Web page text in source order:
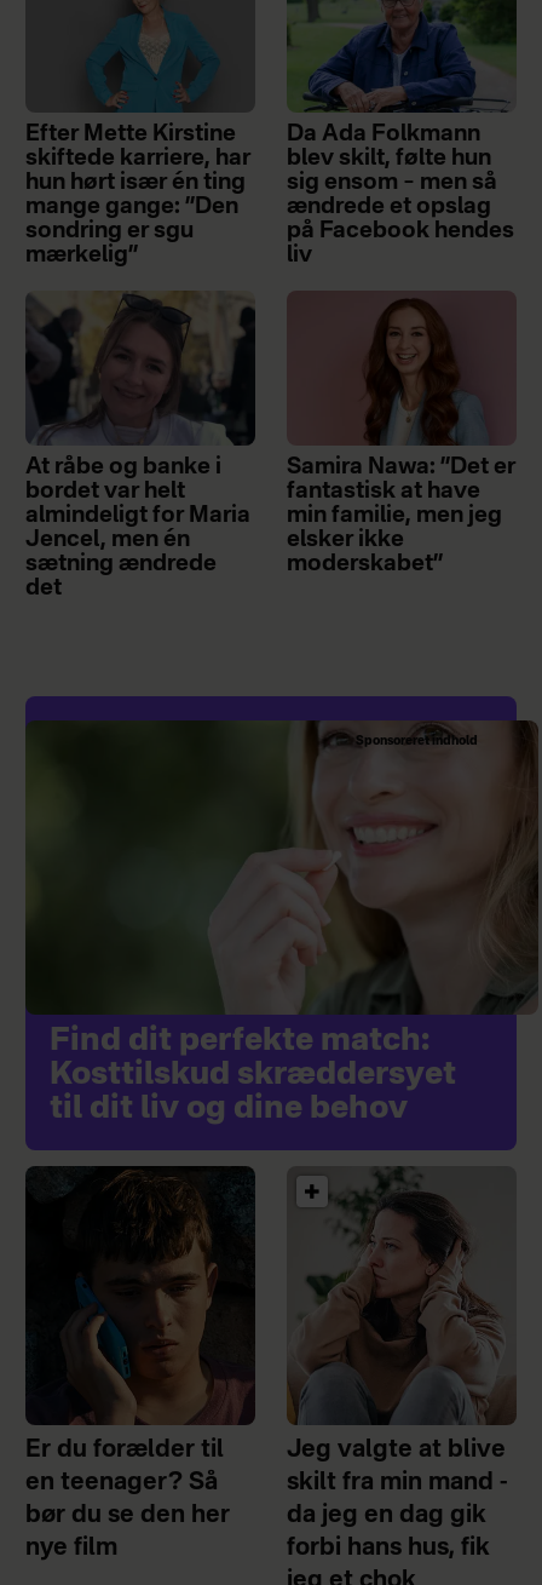
Efter Mette Kirstine
skiftede karriere, har
hun hørt især én ting
mange gange: ”Den
sondring er sgu
mærkelig”
Da Ada Folkmann
blev skilt, følte hun
sig ensom – men så
ændrede et opslag
på Facebook hendes
liv
At råbe og banke i
bordet var helt
almindeligt for Maria
Jencel, men én
sætning ændrede
det
Samira Nawa: ”Det er
fantastisk at have
min familie, men jeg
elsker ikke
moderskabet”
Sponsoreret indhold
Find dit perfekte match:
Kosttilskud skræddersyet
til dit liv og dine behov
Er du forælder til
en teenager? Så
bør du se den her
nye film
Jeg valgte at blive
skilt fra min mand -
da jeg en dag gik
forbi hans hus, fik